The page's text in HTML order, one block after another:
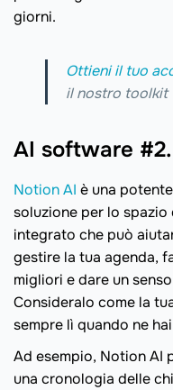
giorni.
Ottieni il tuo
il nostro toolkit
AI software
Notion AI è una
soluzione per lo spazio
integrato che può
gestire la tua agenda,
migliori e dare un
Consideralo come la
sempre lì quando ne
Ad esempio, Notion AI
una cronologia delle